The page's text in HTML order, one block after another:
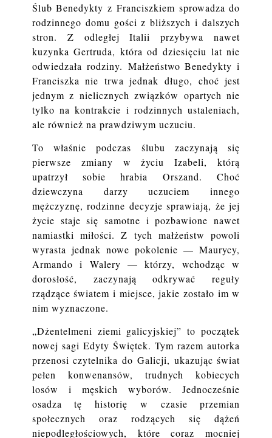
Ślub Benedykty z Franciszkiem sprowadza do
rodzinnego domu gości z bliższych i dalszych
stron. Z odległej Italii przybywa nawet
kuzynka Gertruda, która od dziesięciu lat nie
odwiedzała rodziny. Małżeństwo Benedykty i
Franciszka nie trwa jednak długo, choć jest
jednym z nielicznych związków opartych nie
tylko na kontrakcie i rodzinnych ustaleniach,
ale również na prawdziwym uczuciu.
To właśnie podczas ślubu zaczynają się
pierwsze zmiany w życiu Izabeli, którą
upatrzył sobie hrabia Orszand. Choć
dziewczyna darzy uczuciem innego
mężczyznę, rodzinne decyzje sprawiają, że jej
życie staje się samotne i pozbawione nawet
namiastki miłości. Z tych małżeństw powoli
wyrasta jednak nowe pokolenie — Maurycy,
Armando i Walery — którzy, wchodząc w
dorosłość, zaczynają odkrywać reguły
rządzące światem i miejsce, jakie zostało im w
nim wyznaczone.
„Dżentelmeni ziemi galicyjskiej” to początek
nowej sagi Edyty Świętek. Tym razem autorka
przenosi czytelnika do Galicji, ukazując świat
pełen konwenansów, trudnych kobiecych
losów i męskich wyborów. Jednocześnie
osadza tę historię w czasie przemian
społecznych oraz rodzących się dążeń
niepodległościowych, które coraz mocniej